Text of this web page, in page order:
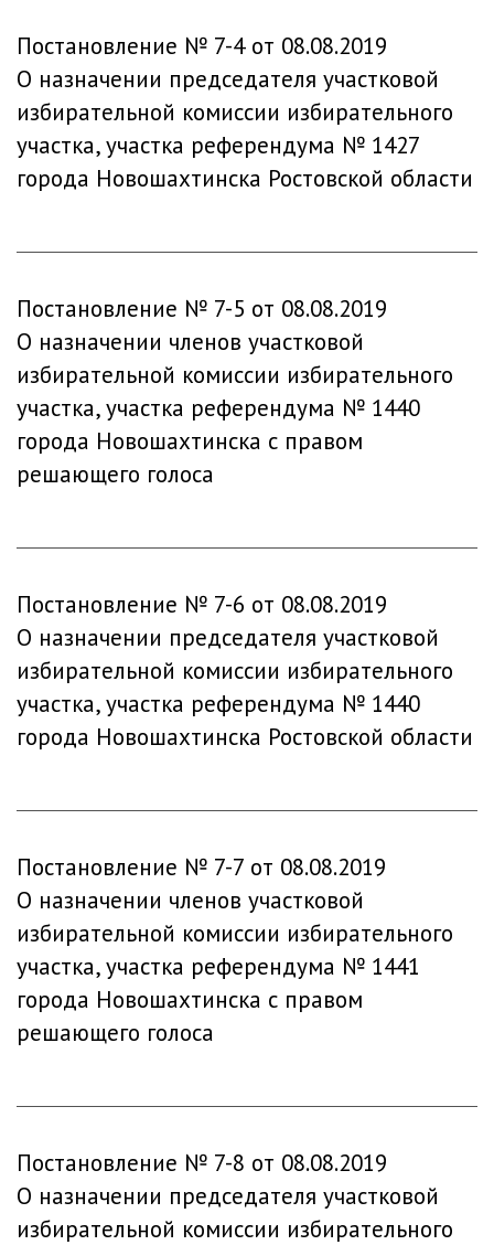
Постановление № 7-4 от 08.08.2019
О назначении председателя участковой
избирательной комиссии избирательного
участка, участка референдума № 1427
города Новошахтинска Ростовской области
Постановление № 7-5 от 08.08.2019
О назначении членов участковой
избирательной комиссии избирательного
участка, участка референдума № 1440
города Новошахтинска с правом
решающего голоса
Постановление № 7-6 от 08.08.2019
О назначении председателя участковой
избирательной комиссии избирательного
участка, участка референдума № 1440
города Новошахтинска Ростовской области
Постановление № 7-7 от 08.08.2019
О назначении членов участковой
избирательной комиссии избирательного
участка, участка референдума № 1441
города Новошахтинска с правом
решающего голоса
Постановление № 7-8 от 08.08.2019
О назначении председателя участковой
избирательной комиссии избирательного